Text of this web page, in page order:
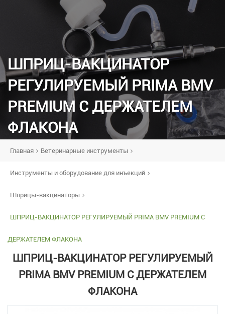
ШПРИЦ-ВАКЦИНАТОР
РЕГУЛИРУЕМЫЙ PRIMA BMV
PREMIUM С ДЕРЖАТЕЛЕМ
ФЛАКОНА
Главная Ветеринарные инструменты
Инструменты и оборудование для инъекций
Шприцы-вакцинаторы
ШПРИЦ-ВАКЦИНАТОР РЕГУЛИРУЕМЫЙ PRIMA BMV PREMIUM С
ДЕРЖАТЕЛЕМ ФЛАКОНА
ШПРИЦ-ВАКЦИНАТОР РЕГУЛИРУЕМЫЙ
PRIMA BMV PREMIUM С ДЕРЖАТЕЛЕМ
ФЛАКОНА